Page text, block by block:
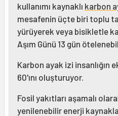
kullanımı kaynaklı karbon
mesafenin üçte biri toplu
yürüyerek veya bisikletle
Aşım Günü 13 gün
Karbon ayak izi insanlığın
60'ını oluşturuyor.
Fosil yakıtları aşamalı
yenilenebilir enerji